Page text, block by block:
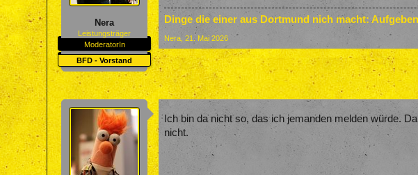
Nera
Leistungsträger
ModeratorIn
BFD - Vorstand
Dinge die einer aus Dortmund nich macht:
Nera 21. Mai 2026
Ich bin da nicht so, das ich jemanden melden würde.
nicht.